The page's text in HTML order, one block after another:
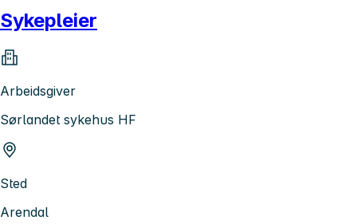
Sykepleier
Arbeidsgiver
Sørlandet sykehus HF
Sted
Arendal